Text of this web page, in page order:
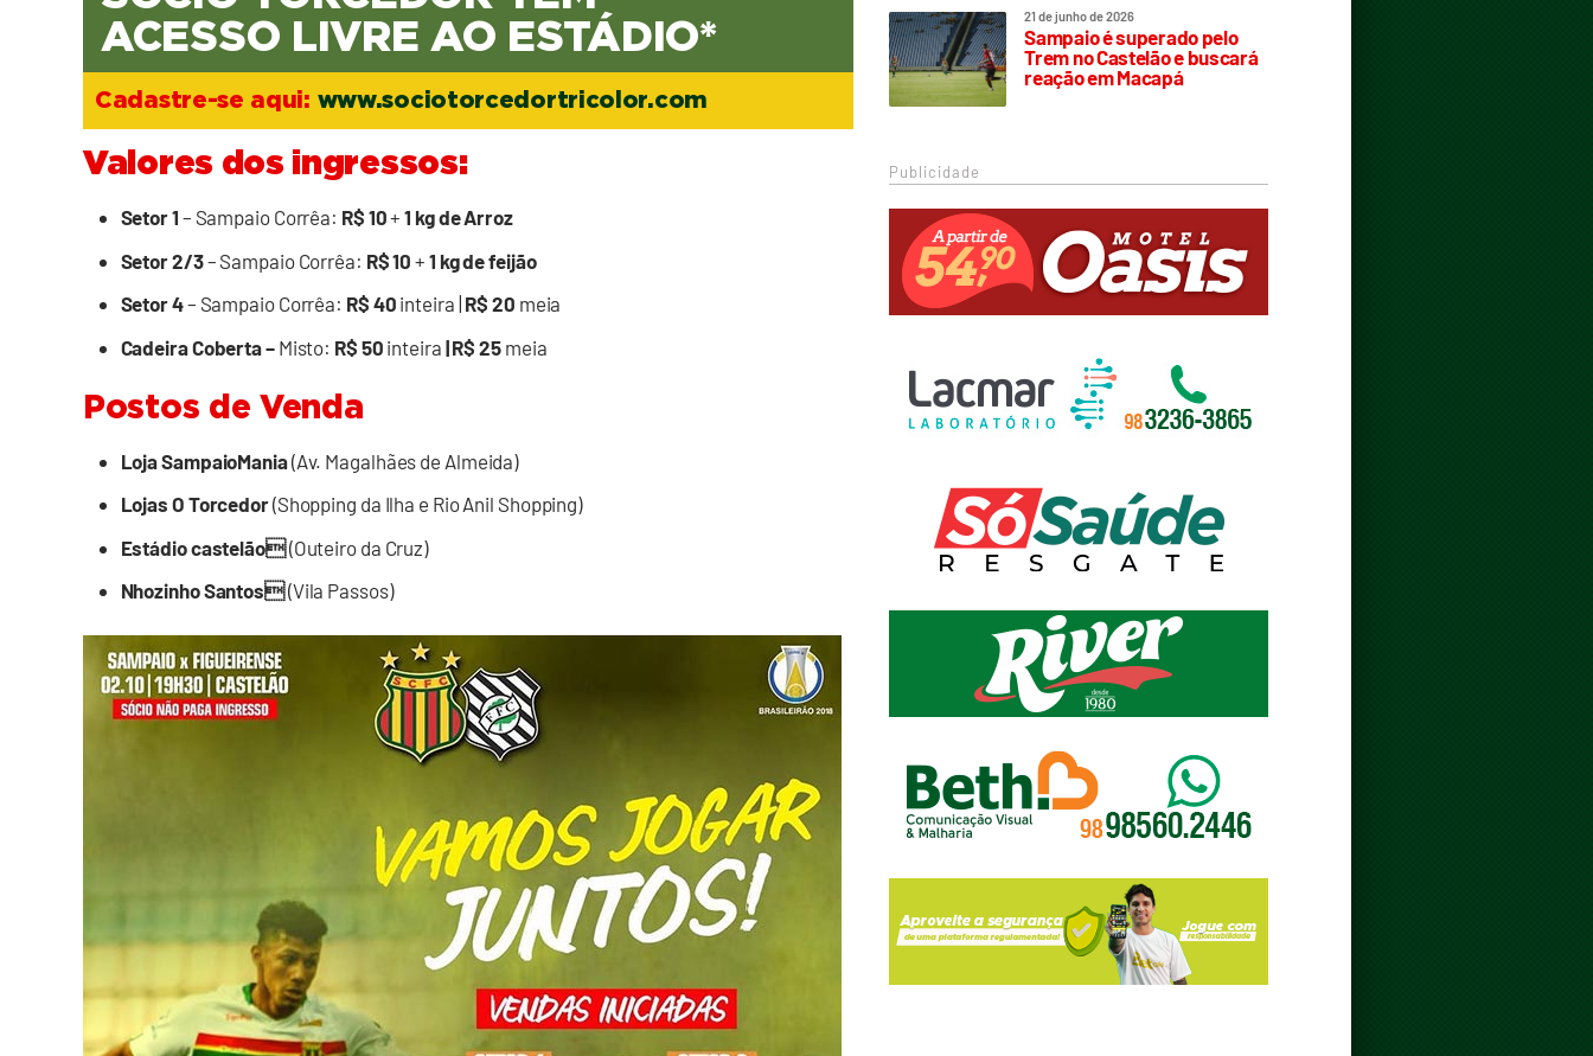
ACESSO LIVRE AO ESTÁDIO*
Cadastre-se aqui: www.sociotorcedortricolor.com
Valores dos ingressos:
Setor 1 – Sampaio Corrêa: R$ 10+1 kg de Arroz
Setor 2/3– Sampaio Corrêa: R$ 10 + 1 kg de feijão
Setor 4– Sampaio Corrêa: R$ 40 inteira | R$ 20 meia
Cadeira Coberta –Misto: R$ 50 inteira | R$ 25 meia
Postos de Venda
Loja SampaioMania(Av. Magalhães de Almeida)
Lojas O Torcedor(Shopping da Ilha e Rio Anil Shopping)
Estádio castelão(Outeiro da Cruz)
Nhozinho Santos(Vila Passos)
21 de junho de 2026
Sampaio é superado pelo
Trem no Castelão e buscará
reação em Macapá
Publicidade